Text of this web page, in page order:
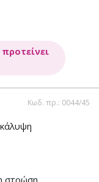
Κωδ. πρ.: 0044/45